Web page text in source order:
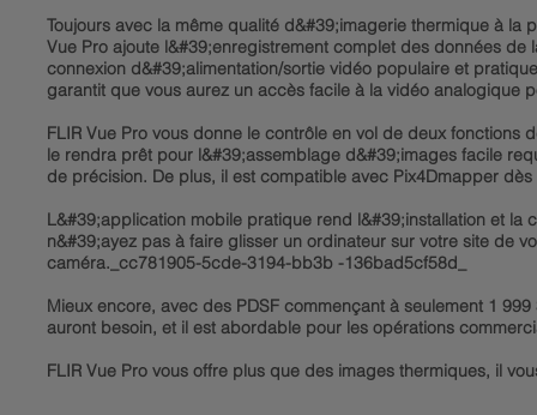
Toujours avec la même qualité d&#39;imagerie thermique à la
Vue Pro ajoute l&#39;enregistrement complet des données
connexion d&#39;alimentation/sortie vidéo populaire et
garantit que vous aurez un accès facile à la vidéo
FLIR Vue Pro vous donne le contrôle en vol de deux fonctions
le rendra prêt pour l&#39;assemblage d&#39;images facile
de précision. De plus, il est compatible avec Pix4Dmapper
L&#39;application mobile pratique rend l&#39;installation et
n&#39;ayez pas à faire glisser un ordinateur sur votre site de
caméra._cc781905-5cde-3194-bb3b -136bad5cf58d_
Mieux encore, avec des PDSF commençant à seulement 1
auront besoin, et il est abordable pour les opérations
FLIR Vue Pro vous offre plus que des images thermiques, il